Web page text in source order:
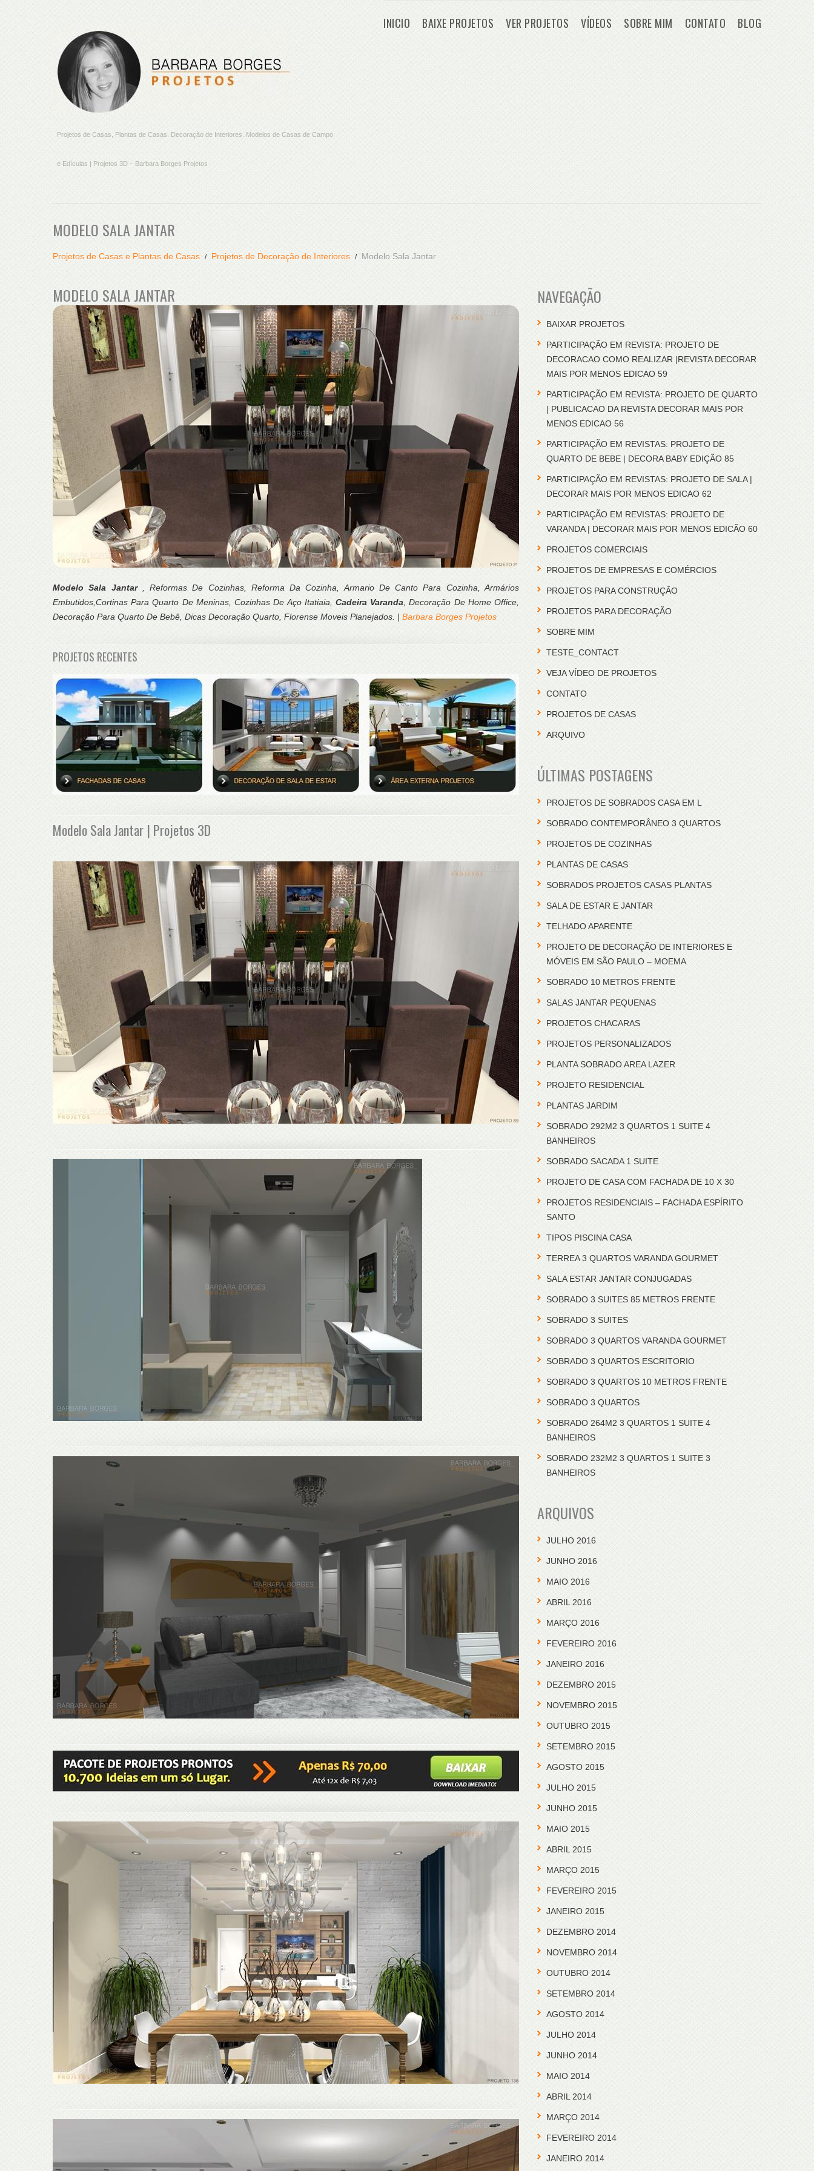
Projetos de Casas, Plantas de Casas. Decoração de Interiores. Modelos de Casas de Campo
e Edículas | Projetos 3D – Barbara Borges Projetos
INICIO BAIXE PROJETOS VER PROJETOS VÍDEOS SOBRE MIM CONTATO BLOG
MODELO SALA JANTAR
Projetos de Casas e Plantas de Casas Projetos de Decoração de Interiores Modelo Sala Jantar
MODELO SALA JANTAR
Modelo Sala Jantar , Reformas De Cozinhas, Reforma Da Cozinha, Armario De Canto Para Cozinha, Armários
Embutidos,Cortinas Para Quarto De Meninas, Cozinhas De Aço Itatiaia, Cadeira Varanda , Decoração De Home Office,
Decoração Para Quarto De Bebê, Dicas Decoração Quarto, Florense Moveis Planejados. | Barbara Borges Projetos
PROJETOS RECENTES
Modelo Sala Jantar | Projetos 3D
NAVEGAÇÃO
BAIXAR PROJETOS
PARTICIPAÇÃO EM REVISTA: PROJETO DE
DECORACAO COMO REALIZAR |REVISTA DECORAR
MAIS POR MENOS EDICAO 59
PARTICIPAÇÃO EM REVISTA: PROJETO DE QUARTO
| PUBLICACAO DA REVISTA DECORAR MAIS POR
MENOS EDICAO 56
PARTICIPAÇÃO EM REVISTAS: PROJETO DE
QUARTO DE BEBE | DECORA BABY EDIÇÃO 85
PARTICIPAÇÃO EM REVISTAS: PROJETO DE SALA |
DECORAR MAIS POR MENOS EDICAO 62
PARTICIPAÇÃO EM REVISTAS: PROJETO DE
VARANDA | DECORAR MAIS POR MENOS EDICÃO 60
PROJETOS COMERCIAIS
PROJETOS DE EMPRESAS E COMÉRCIOS
PROJETOS PARA CONSTRUÇÃO
PROJETOS PARA DECORAÇÃO
SOBRE MIM
TESTE_CONTACT
VEJA VÍDEO DE PROJETOS
CONTATO
PROJETOS DE CASAS
ARQUIVO
ÚLTIMAS POSTAGENS
PROJETOS DE SOBRADOS CASA EM L
SOBRADO CONTEMPORÂNEO 3 QUARTOS
PROJETOS DE COZINHAS
PLANTAS DE CASAS
SOBRADOS PROJETOS CASAS PLANTAS
SALA DE ESTAR E JANTAR
TELHADO APARENTE
PROJETO DE DECORAÇÃO DE INTERIORES E
MÓVEIS EM SÃO PAULO – MOEMA
SOBRADO 10 METROS FRENTE
SALAS JANTAR PEQUENAS
PROJETOS CHACARAS
PROJETOS PERSONALIZADOS
PLANTA SOBRADO AREA LAZER
PROJETO RESIDENCIAL
PLANTAS JARDIM
SOBRADO 292M2 3 QUARTOS 1 SUITE 4
BANHEIROS
SOBRADO SACADA 1 SUITE
PROJETO DE CASA COM FACHADA DE 10 X 30
PROJETOS RESIDENCIAIS – FACHADA ESPÍRITO
SANTO
TIPOS PISCINA CASA
TERREA 3 QUARTOS VARANDA GOURMET
SALA ESTAR JANTAR CONJUGADAS
SOBRADO 3 SUITES 85 METROS FRENTE
SOBRADO 3 SUITES
SOBRADO 3 QUARTOS VARANDA GOURMET
SOBRADO 3 QUARTOS ESCRITORIO
SOBRADO 3 QUARTOS 10 METROS FRENTE
SOBRADO 3 QUARTOS
SOBRADO 264M2 3 QUARTOS 1 SUITE 4
BANHEIROS
SOBRADO 232M2 3 QUARTOS 1 SUITE 3
BANHEIROS
ARQUIVOS
JULHO 2016
JUNHO 2016
MAIO 2016
ABRIL 2016
MARÇO 2016
FEVEREIRO 2016
JANEIRO 2016
DEZEMBRO 2015
NOVEMBRO 2015
OUTUBRO 2015
SETEMBRO 2015
AGOSTO 2015
JULHO 2015
JUNHO 2015
MAIO 2015
ABRIL 2015
MARÇO 2015
FEVEREIRO 2015
JANEIRO 2015
DEZEMBRO 2014
NOVEMBRO 2014
OUTUBRO 2014
SETEMBRO 2014
AGOSTO 2014
JULHO 2014
JUNHO 2014
MAIO 2014
ABRIL 2014
MARÇO 2014
FEVEREIRO 2014
JANEIRO 2014